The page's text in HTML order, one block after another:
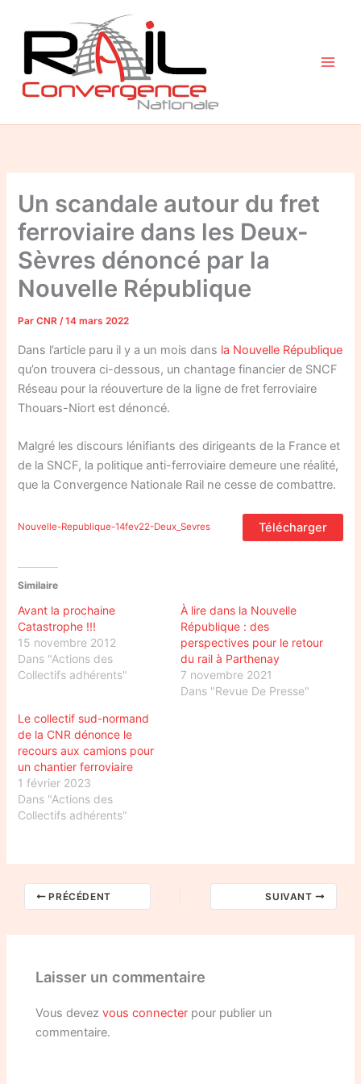
contenu
Un scandale autour du fret
ferroviaire dans les Deux-
Sèvres dénoncé par la
Nouvelle République
ParCNR/14 mars 2022
Dans l’article paru il y a un mois dans la Nouvelle République
qu’on trouvera ci-dessous, un chantage financier de SNCF
Réseau pour la réouverture de la ligne de fret ferroviaire
Thouars-Niort est dénoncé.
Malgré les discours lénifiants des dirigeants de la France et
de la SNCF, la politique anti-ferroviaire demeure une réalité,
que la Convergence Nationale Rail ne cesse de combattre.
Nouvelle-Republique-14fev22-Deux_Sevres Télécharger
Similaire
Avant la prochaine
Catastrophe !!!
15 novembre 2012
Dans "Actions des
Collectifs adhérents"
À lire dans la Nouvelle
République : des
perspectives pour le retour
du rail à Parthenay
7 novembre 2021
Dans "Revue De Presse"
Le collectif sud-normand
de la CNR dénonce le
recours aux camions pour
un chantier ferroviaire
1 février 2023
Dans "Actions des
Collectifs adhérents"
PRÉCÉDENT SUIVANT
Laisser un commentaire
Vous devezvous connecter pour publier un
commentaire.